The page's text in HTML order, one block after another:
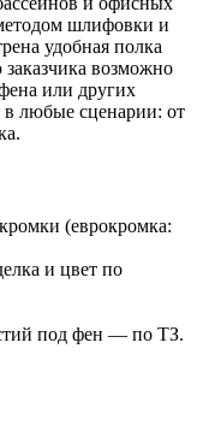
шлифовки и
удобная полка
возможно
или других
в любые сценарии: от
(еврокромка:
и цвет по
под фен — по ТЗ.